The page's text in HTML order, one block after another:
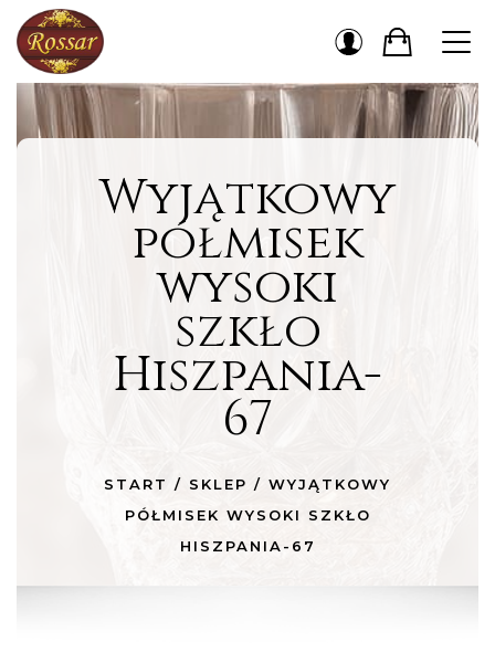
Wyjątkowy
półmisek
wysoki
szkło
Hiszpania-
67
START / SKLEP / WYJĄTKOWY
PÓŁMISEK WYSOKI SZKŁO
HISZPANIA-67